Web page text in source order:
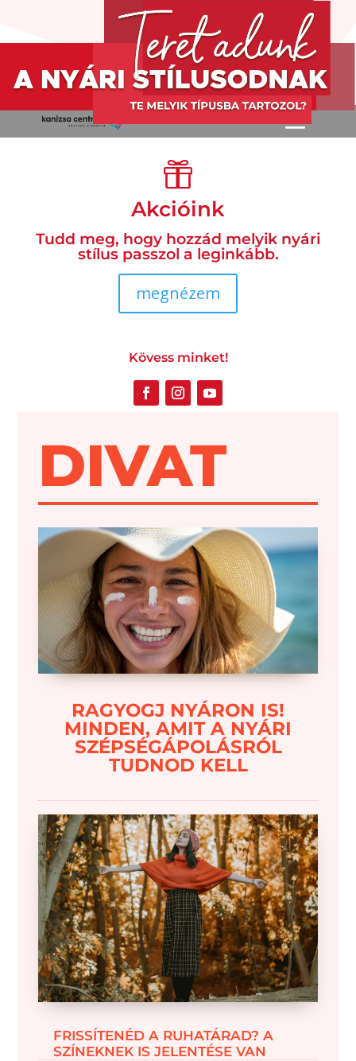

Akcióink
Tudd meg, hogy hozzád melyik nyári
stílus passzol a leginkább.
megnézem
Kövess minket!
DIVAT
RAGYOGJ NYÁRON IS!
MINDEN, AMIT A NYÁRI
SZÉPSÉGÁPOLÁSRÓL
TUDNOD KELL
FRISSÍTENÉD A RUHATÁRAD? A
SZÍNEKNEK IS JELENTÉSE VAN